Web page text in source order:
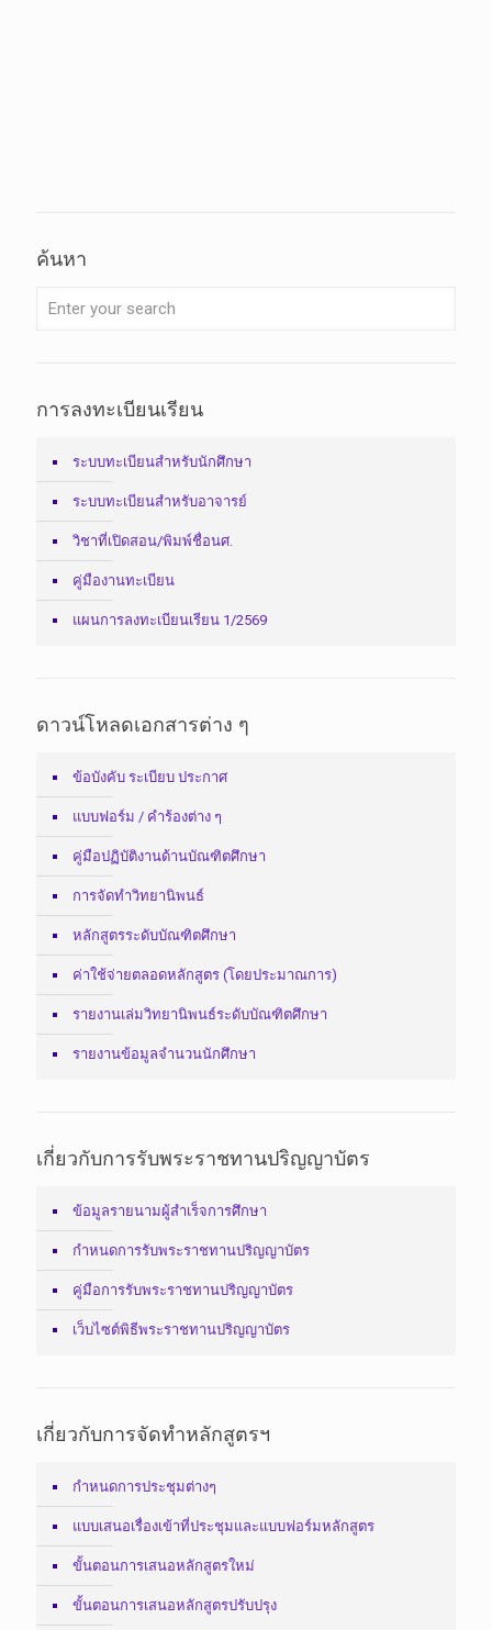
ค้นหา
การลงทะเบียนเรียน
ระบบทะเบียนสำหรับนักศึกษา
ระบบทะเบียนสำหรับอาจารย์
วิชาที่เปิดสอน/พิมพ์ชื่อนศ.
คู่มืองานทะเบียน
แผนการลงทะเบียนเรียน 1/2569
ดาวน์โหลดเอกสารต่าง ๆ
ข้อบังคับ ระเบียบ ประกาศ
แบบฟอร์ม / คำร้องต่าง ๆ
คู่มือปฏิบัติงานด้านบัณฑิตศึกษา
การจัดทำวิทยานิพนธ์
หลักสูตรระดับบัณฑิตศึกษา
ค่าใช้จ่ายตลอดหลักสูตร (โดยประมาณการ)
รายงานเล่มวิทยานิพนธ์ระดับบัณฑิตศึกษา
รายงานข้อมูลจำนวนนักศึกษา
เกี่ยวกับการรับพระราชทานปริญญาบัตร
ข้อมูลรายนามผู้สำเร็จการศึกษา
กำหนดการรับพระราชทานปริญญาบัตร
คู่มือการรับพระราชทานปริญญาบัตร
เว็บไซต์พิธีพระราชทานปริญญาบัตร
เกี่ยวกับการจัดทำหลักสูตรฯ
กำหนดการประชุมต่างๆ
แบบเสนอเรื่องเข้าที่ประชุมและแบบฟอร์มหลักสูตร
ขั้นตอนการเสนอหลักสูตรใหม่
ขั้นตอนการเสนอหลักสูตรปรับปรุง